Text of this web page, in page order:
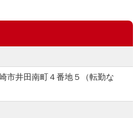
井田南町４番地５（転勤な